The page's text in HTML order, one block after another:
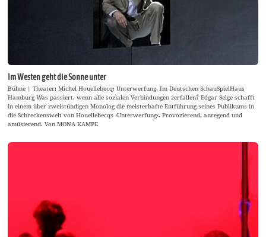
Im Westen geht die Sonne unter
Bühne | Theater: Michel Houellebecq: Unterwerfung. Im Deutschen SchauSpielHaus
Hamburg Was passiert, wenn alle sozialen Verbindungen zerfallen? Edgar Selge schafft
in einem über zweistündigen Monolog die meisterhafte Entführung seines Publikums in
die Schreckenswelt von Houellebecqs ›Unterwerfung‹. Provozierend, anregend und
amüsierend. Von MONA KAMPE